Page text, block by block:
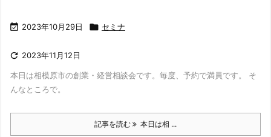
 2023年10月29日  セミナ
 2023年11月12日
本日は相模原市の創業・経営相談会です。毎度、予約で満員です。 そ
んなところで。
記事を読む 本日は相 ...